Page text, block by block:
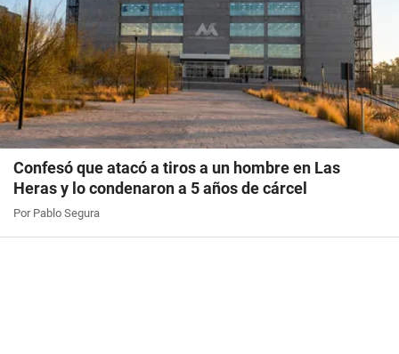
Confesó que atacó a tiros a un hombre en Las
Heras y lo condenaron a 5 años de cárcel
Por Pablo Segura